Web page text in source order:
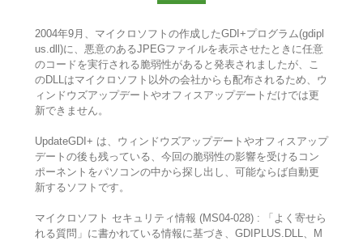
2004年9月、マイクロソフトの作成したGDI+プログラム(gdipl
us.dll)に、悪意のあるJPEGファイルを表示させたときに任意
のコードを実行される脆弱性があると発表されましたが、こ
のDLLはマイクロソフト以外の会社からも配布されるため、ウ
ィンドウズアップデートやオフィスアップデートだけでは更
新できません。
UpdateGDI+ は、ウィンドウズアップデートやオフィスアップ
デートの後も残っている、今回の脆弱性の影響を受けるコン
ポーネントをパソコンの中から探し出し、可能ならば自動更
新するソフトです。
マイクロソフト セキュリティ情報 (MS04-028) : 「よく寄せら
れる質問」に書かれている情報に基づき、GDIPLUS.DLL、M